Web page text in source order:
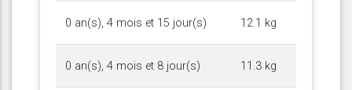
0 an(s), 4 mois et 15 jour(s) 12.1 kg
0 an(s), 4 mois et 8 jour(s) 11.3 kg